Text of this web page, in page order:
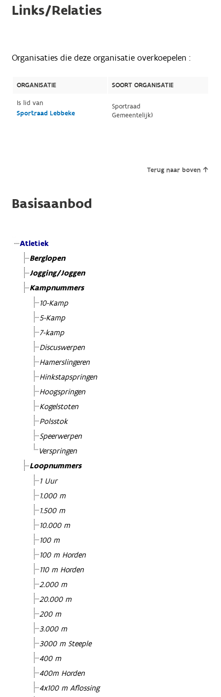
Links/Relaties
Organisaties die deze organisatie overkoepelen :
ORGANISATIE
SOORT ORGANISATIE
Is lid van
Sportraad Lebbeke
Sportraad
Gemeentelijk)
Terug naar boven
Basisaanbod
Atletiek
Berglopen
Jogging/Joggen
Kampnummers
10-Kamp
5-Kamp
7-kamp
Discuswerpen
Hamerslingeren
Hinkstapspringen
Hoogspringen
Kogelstoten
Polsstok
Speerwerpen
Verspringen
Loopnummers
1 Uur
1.000 m
1.500 m
10.000 m
100 m
100 m Horden
110 m Horden
2.000 m
20.000 m
200 m
3.000 m
3000 m Steeple
400 m
400m Horden
4x100 m Aflossing